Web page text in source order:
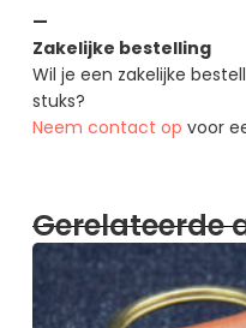
—
Zakelijke bestelling
Wil je een zakelijke
stuks?
Neem contact op voor
Gerelateerde